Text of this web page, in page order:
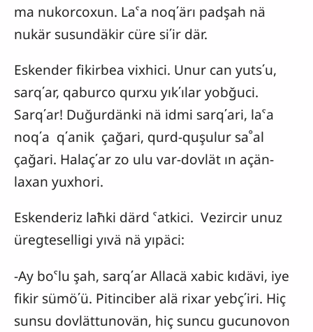
ma nukorcoxun. Laˁa noq΄ärı padşah nä
nukär susundäkir cüre si΄ir där.
Eskender fikirbea vixhici. Unur can yuts΄u,
sarq΄ar, qaburco qurxu yık΄ılar yobğuci.
Sarq΄ar! Duğurdänki nä idmi sarq΄ari, laˁa
noq΄a q΄anik çağari, qurd-quşulur saﹾal
çağari. Halaç΄ar zo ulu var-dovlät ın açän-
laxan yuxhori.
Eskenderiz laħki därd ˁatkici. Vezircir unuz
üregteselligi yıvä nä yıpäci:
-Ay boˁlu şah, sarq΄ar Allacä xabic kıdävi, iye
fikir sümö΄ü. Pitinciber alä rixar yebç΄iri. Hiç
sunsu dovlättunovän, hiç suncu gucunovon